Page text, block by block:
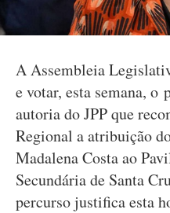
A Assembleia
e votar, esta semana, o
autoria do JPP que
Regional a atribuição
Madalena Costa ao
Secundária de Santa
percurso justifica esta